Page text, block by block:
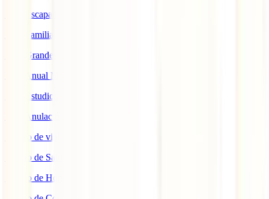
IATI Escapadas
IATI Familia
IATI Grandes Viajeros
IATI Anual Multiviaje
IATI Estudios
IATI Anulación Premium
Seguro de viaje COVID
Seguro de Salud
Seguro de Hogar